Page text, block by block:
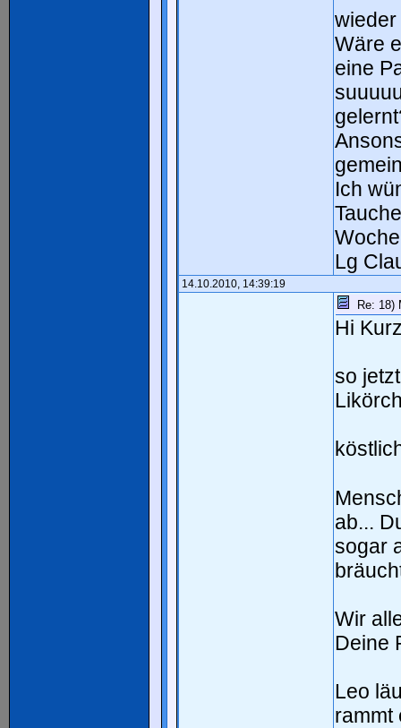
Wäre
eine
Ich
Lg
14.10.2010, 14:39:19
Re: 18)
Hi
so
ab...
sogar
Wir
Deine
Leo
rammt